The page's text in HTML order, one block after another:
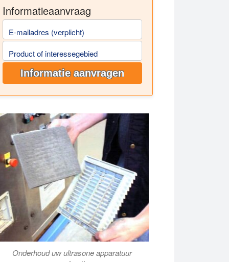
Informatieaanvraag
E-mailadres (verplicht)
Product of interessegebied
Informatie aanvragen
Onderhoud uw ultrasone apparatuur